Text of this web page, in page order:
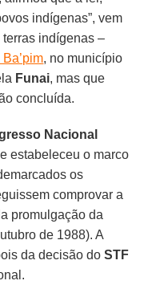
indígenas”, vem
indígenas –
, no município
Funai, mas que
concluída.
Nacional
estabeleceu o marco
os
comprovar a
promulgação da
de 1988). A
da decisão doSTF